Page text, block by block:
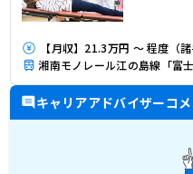
【月収】21.3万円 ～ 程度（諸
キャリアアドバイザーコ